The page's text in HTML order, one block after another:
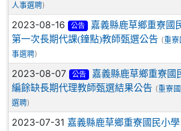
人事選聘)
2023-08-16 公告
嘉義縣鹿草鄉重寮國
第一次長期代課(鐘點)教師甄選公告 (重寮
事選聘)
2023-08-07 公告
嘉義縣鹿草鄉重寮國
編餘缺長期代理教師甄選結果公告 (重寮
選聘)
2023-07-31 嘉義縣鹿草鄉重寮國民小